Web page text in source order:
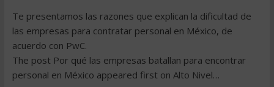
Te presentamos las razones que explican la dificultad de
las empresas para contratar personal en México, de
acuerdo con PwC.
The post Por qué las empresas batallan para encontrar
personal en México appeared first on Alto Nivel…